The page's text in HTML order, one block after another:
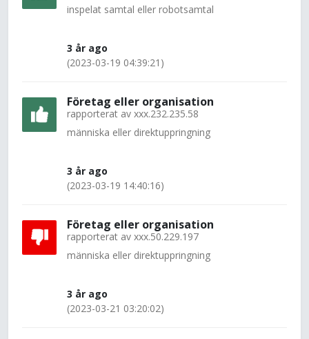
inspelat samtal eller robotsamtal
3 år ago
(2023-03-19 04:39:21)
Företag eller organisation
rapporterat av xxx.232.235.58
människa eller direktuppringning
3 år ago
(2023-03-19 14:40:16)
Företag eller organisation
rapporterat av xxx.50.229.197
människa eller direktuppringning
3 år ago
(2023-03-21 03:20:02)